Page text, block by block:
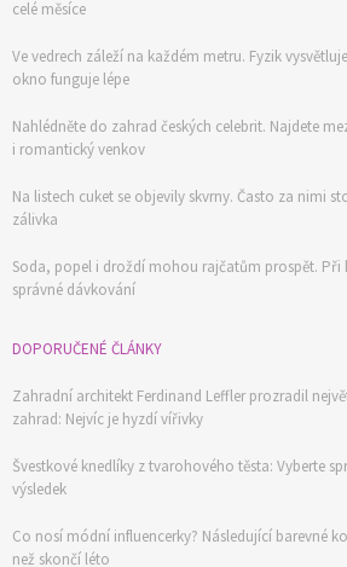
celé měsíce
Ve vedrech záleží na každém metru. Fyzik
okno funguje lépe
Nahlédněte do zahrad českých celebrit. Najdete
i romantický venkov
Na listech cuket se objevily skvrny. Často za nimi
zálivka
Soda, popel i droždí mohou rajčatům prospět. Při
správné dávkování
DOPORUČENÉ ČLÁNKY
Zahradní architekt Ferdinand Leffler prozradil
zahrad: Nejvíc je hyzdí vířivky
Švestkové knedlíky z tvarohového těsta: Vyberte
výsledek
Co nosí módní influencerky? Následující barevné
než skončí léto